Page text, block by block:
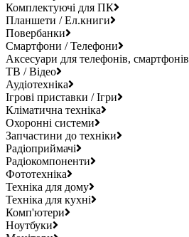
Комплектуючі для ПК
Планшети / Ел.книги
Повербанки
Смартфони / Телефони
Аксесуари для телефонів, смартфонів
ТВ / Відео
Аудіотехніка
Ігрові приставки / Ігри
Кліматична техніка
Охоронні системи
Запчастини до техніки
Радіоприймачі
Радіокомпоненти
Фототехніка
Техніка для дому
Техніка для кухні
Комп'ютери
Ноутбуки